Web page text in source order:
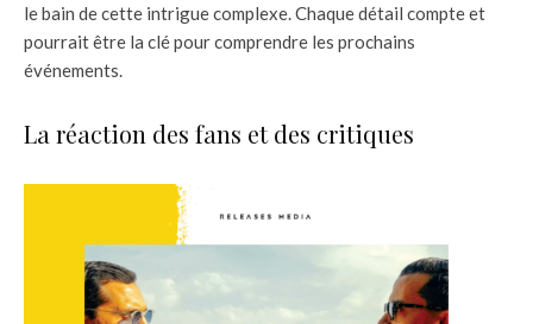
le bain de cette intrigue complexe. Chaque détail compte et
pourrait être la clé pour comprendre les prochains
événements.
La réaction des fans et des critiques